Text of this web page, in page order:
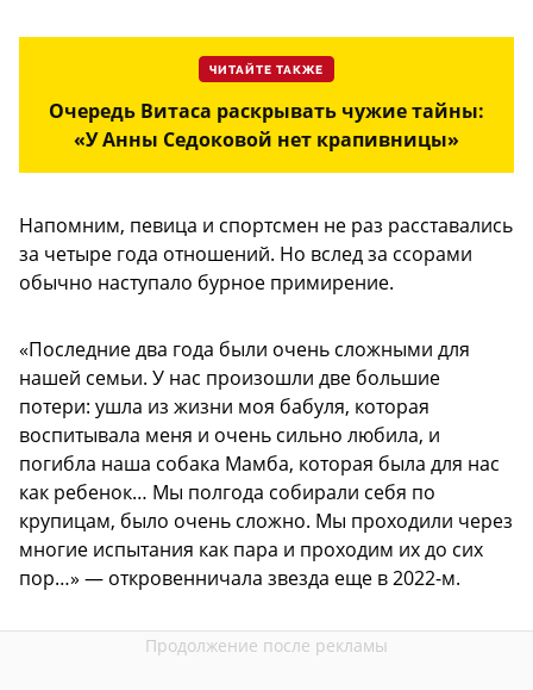
ЧИТАЙТЕ ТАКЖЕ
Очередь Витаса раскрывать чужие тайны:
«У Анны Седоковой нет крапивницы»
Напомним, певица и спортсмен не раз расставались
за четыре года отношений. Но вслед за ссорами
обычно наступало бурное примирение.
«Последние два года были очень сложными для
нашей семьи. У нас произошли две большие
потери: ушла из жизни моя бабуля, которая
воспитывала меня и очень сильно любила, и
погибла наша собака Мамба, которая была для нас
как ребенок… Мы полгода собирали себя по
крупицам, было очень сложно. Мы проходили через
многие испытания как пара и проходим их до сих
пор…» — откровенничала звезда еще в 2022-м.